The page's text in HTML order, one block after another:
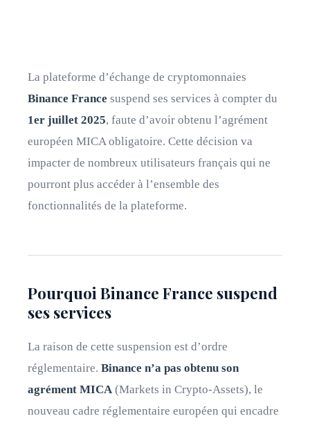
La plateforme d’échange de cryptomonnaies
Binance France suspend ses services à compter du
1er juillet 2025, faute d’avoir obtenu l’agrément
européen MICA obligatoire. Cette décision va
impacter de nombreux utilisateurs français qui ne
pourront plus accéder à l’ensemble des
fonctionnalités de la plateforme.
Pourquoi Binance France suspend
ses services
La raison de cette suspension est d’ordre
réglementaire. Binance n’a pas obtenu son
agrément MICA (Markets in Crypto-Assets), le
nouveau cadre réglementaire européen qui encadre